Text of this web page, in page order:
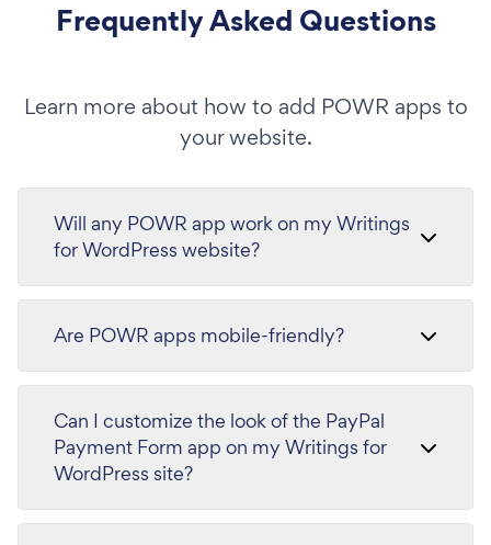
Frequently Asked Questions
Learn more about how to add POWR apps to
your website.
Will any POWR app work on my Writings
for WordPress website?
Are POWR apps mobile-friendly?
Can I customize the look of the PayPal
Payment Form app on my Writings for
WordPress site?